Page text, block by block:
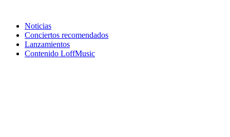
Noticias
Conciertos recomendados
Lanzamientos
Contenido LoffMusic